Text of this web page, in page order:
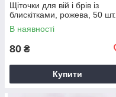
Щіточки для вій і брів із
блискітками, рожева, 50 шт.
В наявності
80 ₴
Купити